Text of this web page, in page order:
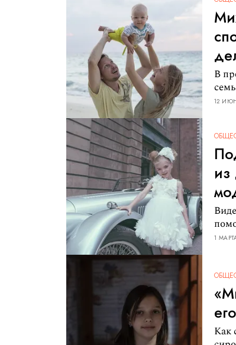
В
12
из
1
Как